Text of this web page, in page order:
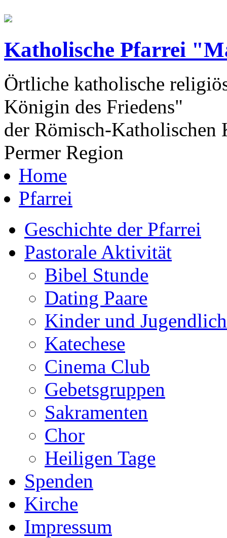
Katholische Pfarrei
Örtliche katholische
Königin des Friedens"
der Römisch-Katholischen
Permer Region
Home
Pfarrei
Geschichte der Pfarrei
Pastorale Aktivität
Bibel Stunde
Dating Paare
Kinder und
Katechese
Cinema Club
Gebetsgruppen
Sakramenten
Chor
Heiligen Tage
Spenden
Kirche
Impressum